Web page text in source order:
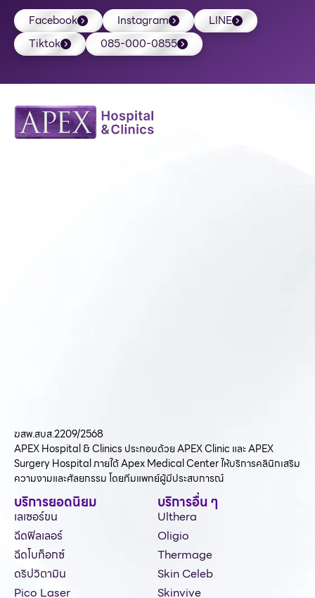
Facebook Instagram
LINE
Tiktok
085-000-0855
ฆสพ.สบส.2209/2568
APEX Hospital & Clinics ประกอบด้วย APEX Clinic และ APEX
Surgery Hospital ภายใต้ Apex Medical Center ให้บริการคลินิกเสริม
ความงามและศัลยกรรม โดยทีมแพทย์ผู้มีประสบการณ์
บริการยอดนิยม
เลเซอร์ขน
ฉีดฟิลเลอร์
ฉีดโบท็อกซ์
ดริปวิตามิน
Pico Laser
บริการอื่น ๆ
Ulthera
Oligio
Thermage
Skin Celeb
Skinvive